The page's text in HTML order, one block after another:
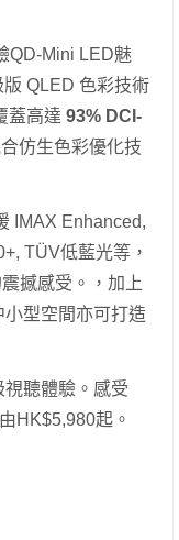
QD-Mini LED魅
QLED 色彩技術
蓋高達 93% DCI-
仿生色彩優化技
IMAX Enhanced,
TÜV低藍光等，
撼感受。，加上
小型空間亦可打造
聽體驗。感受
HK$5,980起。